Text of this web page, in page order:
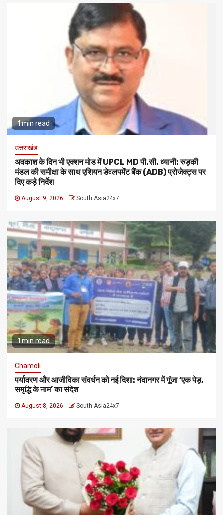
1 min read
उत्तराखंड
अवकाश के दिन भी एक्शन मोड में UPCL MD पी.सी. ध्यानी: रुड़की
मंडल की समीक्षा के साथ एशियन डेवलपमेंट बैंक (ADB) प्रोजेक्ट्स पर
दिए कड़े निर्देश
August 9, 2026 South Asia24x7
1 min read
Chamoli
पर्यावरण और आजीविका संवर्धन को नई दिशा: नंदानगर में गूंजा ‘एक पेड़,
समृद्धि के नाम’ का संदेश
August 8, 2026 South Asia24x7